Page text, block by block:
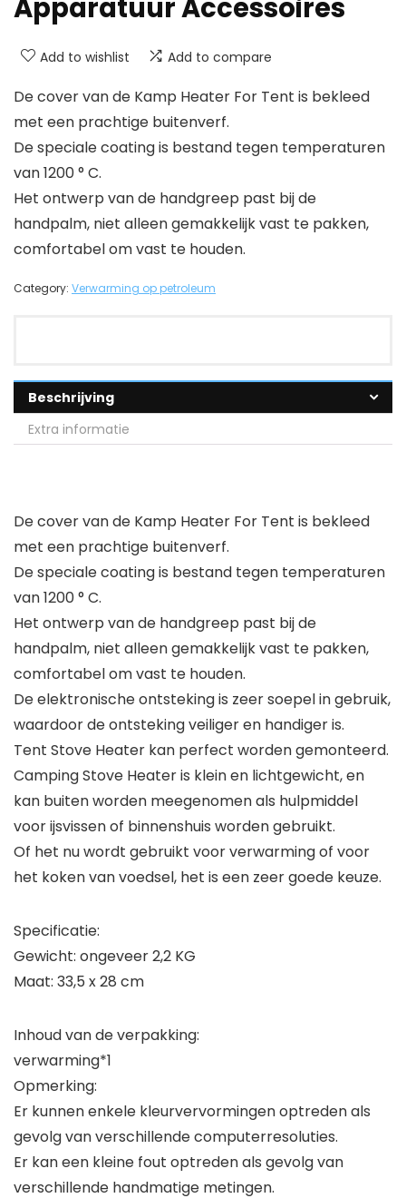
Apparatuur Accessoires
Add to wishlist Add to compare
De cover van de Kamp Heater For Tent is bekleed
met een prachtige buitenverf.
De speciale coating is bestand tegen temperaturen
van 1200 ° C.
Het ontwerp van de handgreep past bij de
handpalm, niet alleen gemakkelijk vast te pakken,
comfortabel om vast te houden.
Category: Verwarming op petroleum
Beschrijving
Extra informatie
De cover van de Kamp Heater For Tent is bekleed
met een prachtige buitenverf.
De speciale coating is bestand tegen temperaturen
van 1200 ° C.
Het ontwerp van de handgreep past bij de
handpalm, niet alleen gemakkelijk vast te pakken,
comfortabel om vast te houden.
De elektronische ontsteking is zeer soepel in gebruik,
waardoor de ontsteking veiliger en handiger is.
Tent Stove Heater kan perfect worden gemonteerd.
Camping Stove Heater is klein en lichtgewicht, en
kan buiten worden meegenomen als hulpmiddel
voor ijsvissen of binnenshuis worden gebruikt.
Of het nu wordt gebruikt voor verwarming of voor
het koken van voedsel, het is een zeer goede keuze.
Specificatie:
Gewicht: ongeveer 2,2 KG
Maat: 33,5 x 28 cm
Inhoud van de verpakking:
verwarming*1
Opmerking:
Er kunnen enkele kleurvervormingen optreden als
gevolg van verschillende computerresoluties.
Er kan een kleine fout optreden als gevolg van
verschillende handmatige metingen.